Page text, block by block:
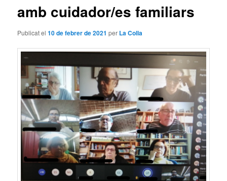
amb cuidador/es familiars
Publicat el10 de febrer de 2021 per La Colla